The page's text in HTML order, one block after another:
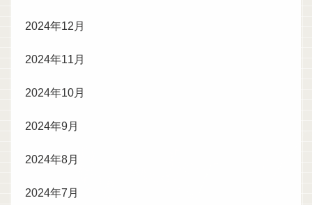
2024年12月
2024年11月
2024年10月
2024年9月
2024年8月
2024年7月